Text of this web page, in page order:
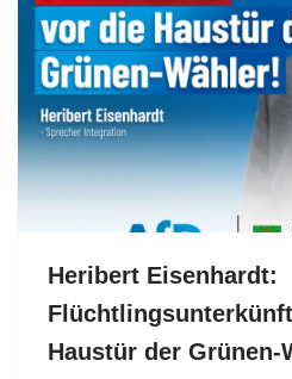
Heribert Eisenhardt:
Haustür der Grünen-